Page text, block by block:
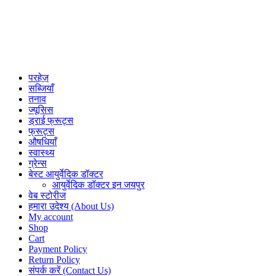
परहेज़
सब्जियाँ
तनाव
ज्यूसिस
ड्राई फ्रूट्स
फ्रूट्स
औषधियाँ
स्वास्थ्य
ग्रेन्स
बेस्ट आयुर्वेदिक डॉक्टर
आयुर्वेदिक डॉक्टर इन जयपुर
वेब स्टोरीज
हमारा उदेश्य (About Us)
My account
Shop
Cart
Payment Policy
Return Policy
संपर्क करें (Contact Us)